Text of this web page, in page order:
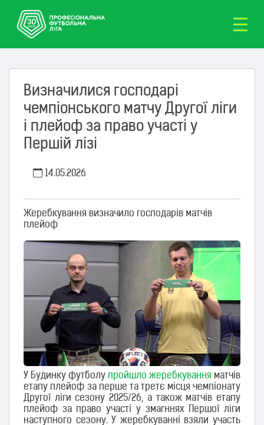
Визначилися господарі
чемпіонського матчу Другої ліги
і плейоф за право участі у
Першій лізі
14.05.2026
Жеребкування визначило господарів матчів
плейоф
У Будинку футболу пройшло жеребкування матчів
етапу плейоф за перше та третє місця чемпіонату
Другої ліги сезону 2025/26, а також матчів етапу
плейоф за право участі у змагннях Першої ліги
наступного сезону. У жеребкуванні взяли участь